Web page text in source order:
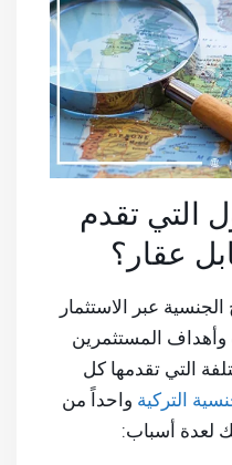
التي تقدم
عقار؟
عبر الاستثمار
وأهداف المستثمرين
التي تقدمها كل
التركية واحداً من
لعدة أسباب: